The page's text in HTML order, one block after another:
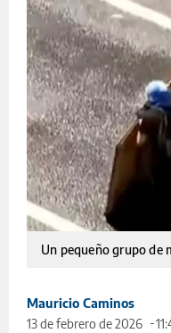
Un pequeño grupo de
Mauricio Caminos
13 de febrero de 2026